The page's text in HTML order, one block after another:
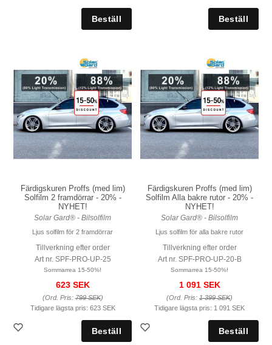
Färdigskuren Proffs (med lim)
Solfilm 2 framdörrar - 20% -
NYHET!
Solar Gard® - Bilsolfilm
Ljus solfilm för 2 framdörrar
Tillverkning efter order
Art nr. SPF-PRO-UP-25
Sommarrea 15-50%!
623 SEK
(Ord. Pris:799 SEK)
Tidigare lägsta pris: 623 SEK
Färdigskuren Proffs (med lim)
Solfilm Alla bakre rutor - 20% -
NYHET!
Solar Gard® - Bilsolfilm
Ljus solfilm för alla bakre rutor
Tillverkning efter order
Art nr. SPF-PRO-UP-20-B
Sommarrea 15-50%!
1 091 SEK
(Ord. Pris: 1 399 SEK)
Tidigare lägsta pris: 1 091 SEK